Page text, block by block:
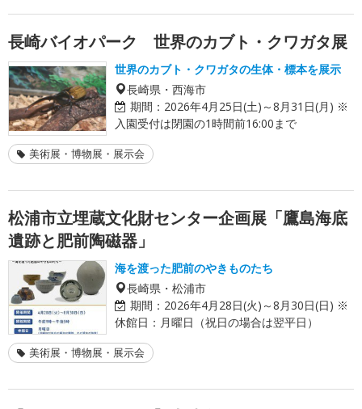
長崎バイオパーク 世界のカブト・クワガタ展
世界のカブト・クワガタの生体・標本を展示
長崎県・西海市
期間： 2026年4月25日(土)～8月31日(月) ※
入園受付は閉園の1時間前16:00まで
美術展・博物展・展示会
松浦市立埋蔵文化財センター企画展「鷹島海底
遺跡と肥前陶磁器」
海を渡った肥前のやきものたち
長崎県・松浦市
期間： 2026年4月28日(火)～8月30日(日) ※
休館日：月曜日（祝日の場合は翌平日）
美術展・博物展・展示会